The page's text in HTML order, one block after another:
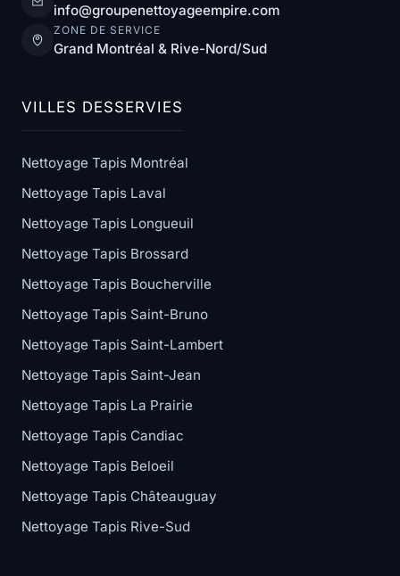
info@groupenettoyageempire.com
ZONE DE SERVICE
Grand Montréal & Rive-Nord/Sud
VILLES DESSERVIES
Nettoyage Tapis Montréal
Nettoyage Tapis Laval
Nettoyage Tapis Longueuil
Nettoyage Tapis Brossard
Nettoyage Tapis Boucherville
Nettoyage Tapis Saint-Bruno
Nettoyage Tapis Saint-Lambert
Nettoyage Tapis Saint-Jean
Nettoyage Tapis La Prairie
Nettoyage Tapis Candiac
Nettoyage Tapis Beloeil
Nettoyage Tapis Châteauguay
Nettoyage Tapis Rive-Sud